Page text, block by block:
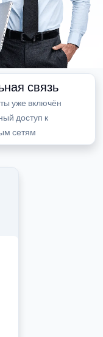
связь
уже включён
доступ к
сетям